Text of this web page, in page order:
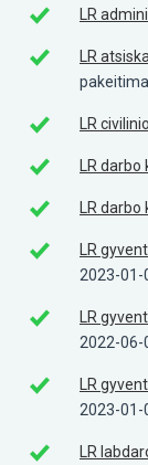
LR
LR
LR
LR
LR
LR
2023-01-
LR
2022-06-
LR
2023-01-
LR